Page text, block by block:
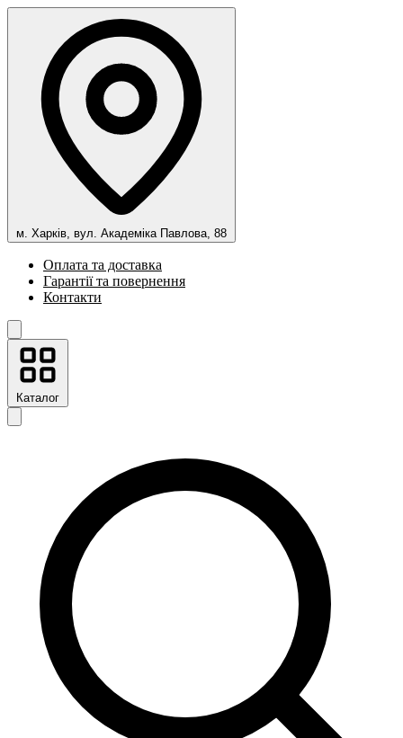
м. Харків, вул. Академіка Павлова, 88
Оплата та доставка
Гарантії та повернення
Контакти
Каталог